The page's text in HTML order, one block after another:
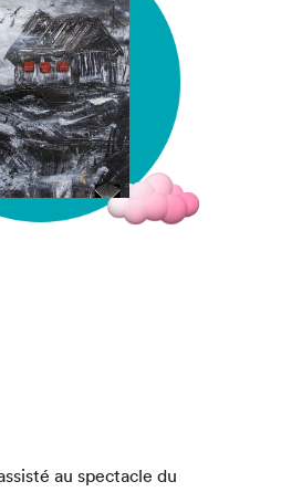
au spec­ta­cle du